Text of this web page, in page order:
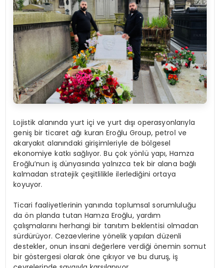
Lojistik alanında yurt içi ve yurt dışı operasyonlarıyla
geniş bir ticaret ağı kuran Eroğlu Group, petrol ve
akaryakıt alanındaki girişimleriyle de bölgesel
ekonomiye katkı sağlıyor. Bu çok yönlü yapı, Hamza
Eroğlu’nun iş dünyasında yalnızca tek bir alana bağlı
kalmadan stratejik çeşitlilikle ilerlediğini ortaya
koyuyor.
Ticari faaliyetlerinin yanında toplumsal sorumluluğu
da ön planda tutan Hamza Eroğlu, yardım
çalışmalarını herhangi bir tanıtım beklentisi olmadan
sürdürüyor. Cezaevlerine yönelik yapılan düzenli
destekler, onun insani değerlere verdiği önemin somut
bir göstergesi olarak öne çıkıyor ve bu duruş, iş